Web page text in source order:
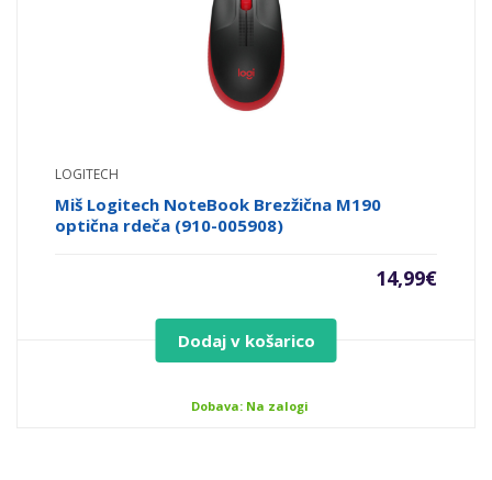
LOGITECH
Miš Logitech NoteBook Brezžična M190
optična rdeča (910-005908)
14,99€
Dodaj v košarico
Dobava: Na zalogi